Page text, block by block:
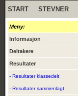
START STEVNER
Meny:
Informasjon
Deltakere
Resultater
- Resultater klassedelt
- Resultater sammenlagt